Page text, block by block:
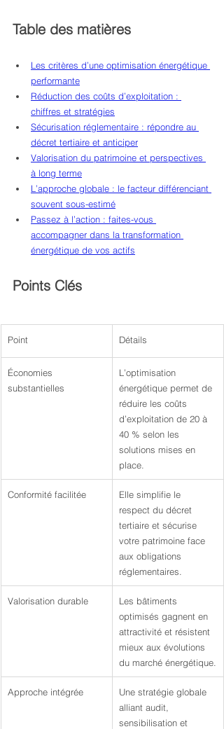
Table des matières
Les critères d’une optimisation énergétique
performante
Réduction des coûts d’exploitation :
chiffres et stratégies
Sécurisation réglementaire : répondre au
décret tertiaire et anticiper
Valorisation du patrimoine et perspectives
à long terme
L’approche globale : le facteur différenciant
souvent sous-estimé
Passez à l’action : faites-vous
accompagner dans la transformation
énergétique de vos actifs
Points Clés
Point Détails
Économies
substantielles
L’optimisation
énergétique permet de
réduire les coûts
d’exploitation de 20 à
40 % selon les
solutions mises en
place.
Conformité facilitée
Elle simplifie le
respect du décret
tertiaire et sécurise
votre patrimoine face
aux obligations
réglementaires.
Valorisation durable
Les bâtiments
optimisés gagnent en
attractivité et résistent
mieux aux évolutions
du marché énergétique.
Approche intégrée
Une stratégie globale
alliant audit,
sensibilisation et